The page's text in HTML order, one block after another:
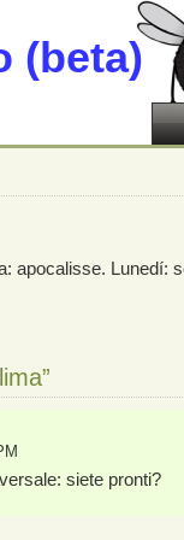
(beta)
apocalisse. Lunedí:
siete pronti?